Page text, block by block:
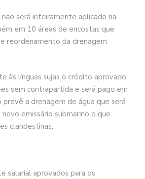
não será inteiramente aplicado na
em 10 áreas de encostas que
reordenamento da drenagem
às línguas sujas o crédito aprovado
sem contrapartida e será pago em
prevê a drenagem de água que será
emissário submarino o que
clandestinas.
salarial aprovados para os